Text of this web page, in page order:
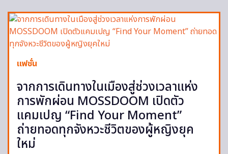
แฟชั่น
จากการเดินทางในเมืองสู่ช่วงเวลาแห่ง
การพักผ่อน MOSSDOOM เปิดตัว
แคมเปญ “Find Your Moment”
ถ่ายทอดทุกจังหวะชีวิตของผู้หญิงยุค
ใหม่